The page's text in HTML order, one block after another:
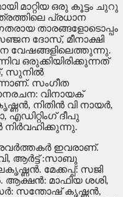
മാറ്റിയ ഒരു കൂട്ടം ചുറു
പ്രധാന
താരങ്ങളോടൊപ്പം
ദോസ്, മീനാക്ഷി
വേഷങ്ങളിലെത്തുന്നു.
ഒരുക്കിയിരിക്കുന്നത്
സുനിൽ
സംഗീത
വിനായക്
നിതിൻ വി നായർ,
ദീപു
ഇവരാണ്.
ആർട്ട് :സാബു
മേക്കപ്പ്: സജി
മാഫിയ ശശി,
സന്തോഷ് കൃഷ്ണൻ,